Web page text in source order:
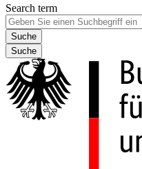
Search term
Suche